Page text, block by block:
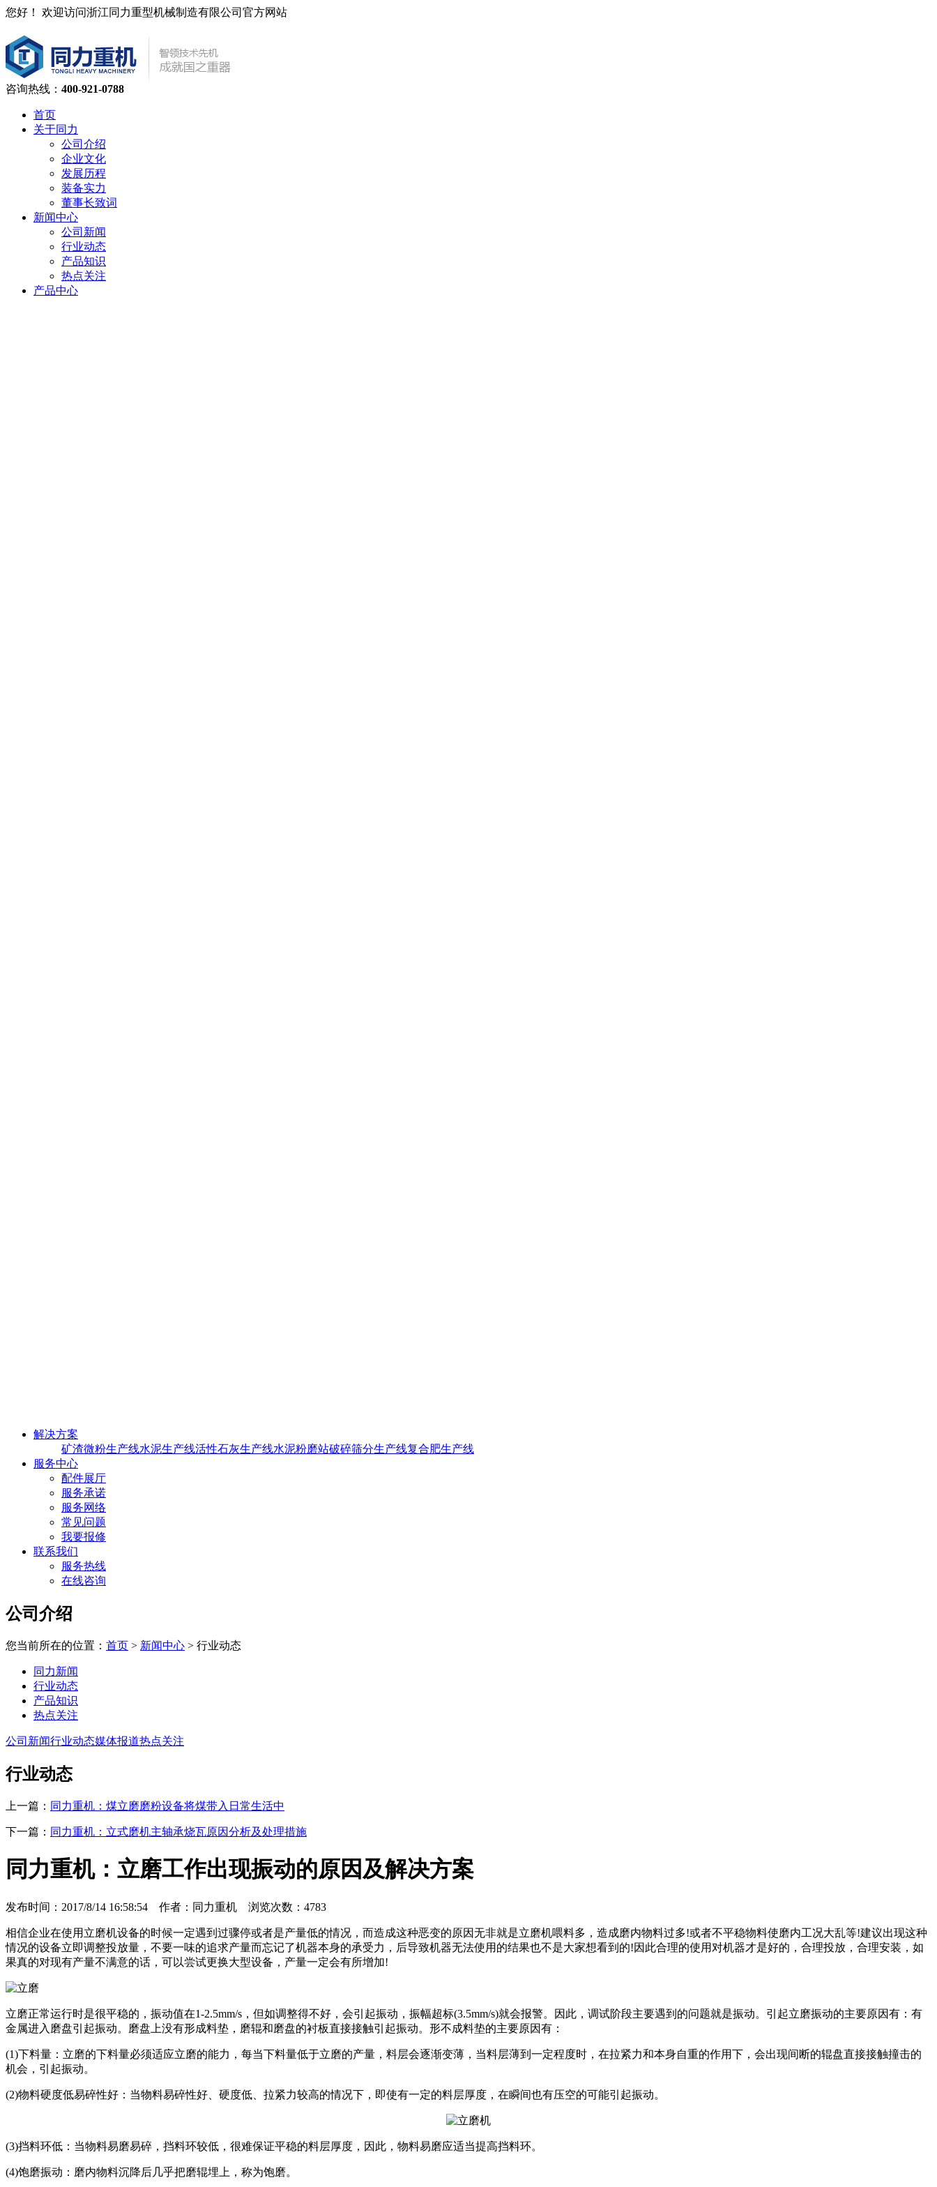
您好！ 欢迎访问浙江同力重型机械制造有限公司官方网站
咨询热线： 400-921-0788
首页
关于同力
公司介绍
企业文化
发展历程
装备实力
董事长致词
新闻中心
公司新闻
行业动态
产品知识
热点关注
产品中心
解决方案
矿渣微粉生产线水泥生产线活性石灰生产线水泥粉磨站破碎筛分生产线复合肥生产线
服务中心
配件展厅
服务承诺
服务网络
常见问题
我要报修
联系我们
服务热线
在线咨询
公司介绍
您当前所在的位置： 首页 > 新闻中心 > 行业动态
同力新闻
行业动态
产品知识
热点关注
公司新闻行业动态媒体报道热点关注
行业动态
上一篇： 同力重机：煤立磨磨粉设备将煤带入日常生活中
下一篇： 同力重机：立式磨机主轴承烧瓦原因分析及处理措施
同力重机：立磨工作出现振动的原因及解决方案
发布时间：2017/8/14 16:58:54 作者：同力重机 浏览次数：4783
相信企业在使用立磨机设备的时候一定遇到过骤停或者是产量低的情况，而造成这种恶变的原因无非就是立磨机喂料多，造成磨内物料过多!或者不平稳物料使磨内工况大乱等!建议出现这种
情况的设备立即调整投放量，不要一味的追求产量而忘记了机器本身的承受力，后导致机器无法使用的结果也不是大家想看到的!因此合理的使用对机器才是好的，合理投放，合理安装，如
果真的对现有产量不满意的话，可以尝试更换大型设备，产量一定会有所增加!
立磨正常运行时是很平稳的，振动值在1-2.5mm/s，但如调整得不好，会引起振动，振幅超标(3.5mm/s)就会报警。因此，调试阶段主要遇到的问题就是振动。引起立磨振动的主要原因有：有
金属进入磨盘引起振动。磨盘上没有形成料垫，磨辊和磨盘的衬板直接接触引起振动。形不成料垫的主要原因有：
(1)下料量：立磨的下料量必须适应立磨的能力，每当下料量低于立磨的产量，料层会逐渐变薄，当料层薄到一定程度时，在拉紧力和本身自重的作用下，会出现间断的辊盘直接接触撞击的
机会，引起振动。
(2)物料硬度低易碎性好：当物料易碎性好、硬度低、拉紧力较高的情况下，即使有一定的料层厚度，在瞬间也有压空的可能引起振动。
(3)挡料环低：当物料易磨易碎，挡料环较低，很难保证平稳的料层厚度，因此，物料易磨应适当提高挡料环。
(4)饱磨振动：磨内物料沉降后几乎把磨辊埋上，称为饱磨。